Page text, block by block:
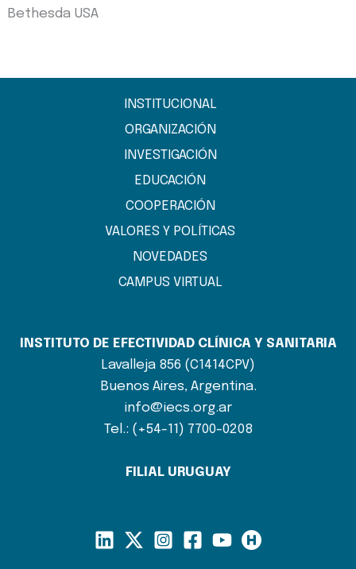
Bethesda USA
INSTITUCIONAL
ORGANIZACIÓN
INVESTIGACIÓN
EDUCACIÓN
COOPERACIÓN
VALORES Y POLÍTICAS
NOVEDADES
CAMPUS VIRTUAL
INSTITUTO DE EFECTIVIDAD CLÍNICA Y SANITARIA
Lavalleja 856 (C1414CPV)
Buenos Aires, Argentina.
info@iecs.org.ar
Tel.: (+54-11) 7700-0208
FILIAL URUGUAY